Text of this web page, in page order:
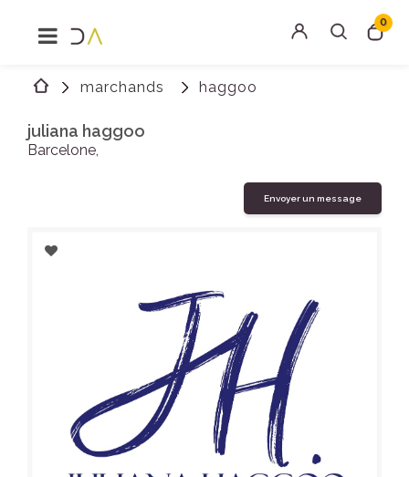
0
marchands haggoo
juliana haggoo
Barcelone,
Envoyer un message